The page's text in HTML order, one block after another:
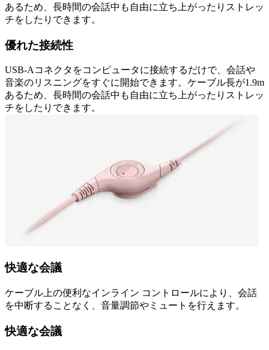
あるため、長時間の会話中も自由に立ち上がったりストレッ
チをしたりできます。
優れた接続性
USB-Aコネクタをコンピュータに接続するだけで、会話や
音楽のリスニングをすぐに開始できます。ケーブル長が1.9m
あるため、長時間の会話中も自由に立ち上がったりストレッ
チをしたりできます。
快適な会議
ケーブル上の便利なインライン コントロールにより、会話
を中断することなく、音量調節やミュートを行えます。
快適な会議